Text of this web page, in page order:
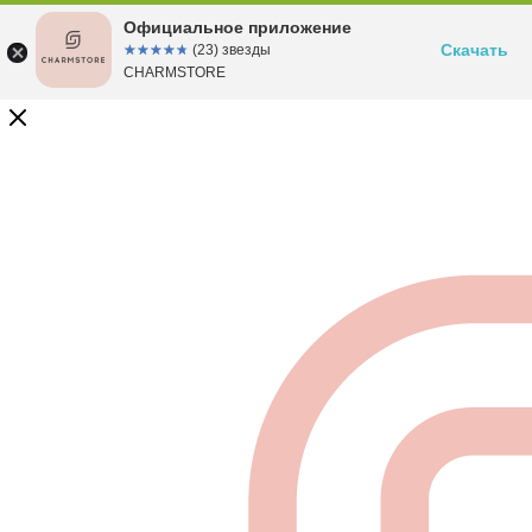
Официальное приложение
☆☆☆☆☆
★★★★★ (23) звезды
CHARMSTORE
Скачать